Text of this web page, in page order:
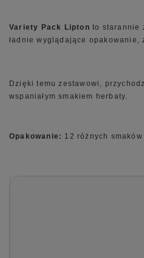
Variety Pack Lipton to starannie
ładnie wyglądające
Dzięki temu zestawowi,
wspaniałym smakiem herbaty.
Opakowanie: 12 różnych